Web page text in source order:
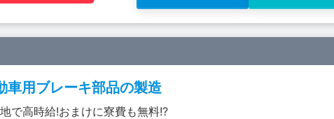
車用ブレーキ部品の製造
で高時給!おまけに寮費も無料!?